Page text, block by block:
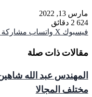
مارس 13, 2022
624 2 دقائق
فيسبوك ‫X واتساب مشاركة
مقالات ذات صلة
المهندس عبد الله
مختلف المجالا